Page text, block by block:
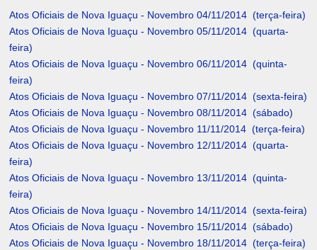
Atos Oficiais de Nova Iguaçu - Novembro 04/11/2014 (terça-feira)
Atos Oficiais de Nova Iguaçu - Novembro 05/11/2014 (quarta-
feira)
Atos Oficiais de Nova Iguaçu - Novembro 06/11/2014 (quinta-
feira)
Atos Oficiais de Nova Iguaçu - Novembro 07/11/2014 (sexta-feira)
Atos Oficiais de Nova Iguaçu - Novembro 08/11/2014 (sábado)
Atos Oficiais de Nova Iguaçu - Novembro 11/11/2014 (terça-feira)
Atos Oficiais de Nova Iguaçu - Novembro 12/11/2014 (quarta-
feira)
Atos Oficiais de Nova Iguaçu - Novembro 13/11/2014 (quinta-
feira)
Atos Oficiais de Nova Iguaçu - Novembro 14/11/2014 (sexta-feira)
Atos Oficiais de Nova Iguaçu - Novembro 15/11/2014 (sábado)
Atos Oficiais de Nova Iguaçu - Novembro 18/11/2014 (terça-feira)